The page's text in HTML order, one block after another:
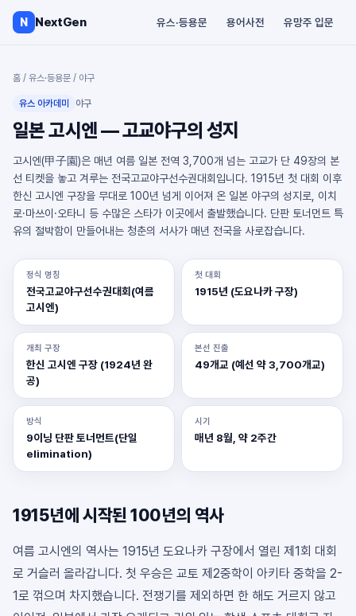
N NextGen 유스·등용문 용어사전 유망주 입문
홈 / 유스·등용문 / 야구
유스 아카데미 야구
일본 고시엔 — 고교야구의 성지
고시엔(甲子園)은 매년 여름 일본 전역 3,700개 넘는 고교가 단 49장의 본
선 티켓을 놓고 겨루는 전국고교야구선수권대회입니다. 1915년 첫 대회 이후
한신 고시엔 구장을 무대로 100년 넘게 이어져 온 일본 야구의 성지로, 이치
로·마쓰이·오타니 등 수많은 스타가 이곳에서 출발했습니다. 단판 토너먼트 특
유의 절박함이 만들어내는 청춘의 서사가 매년 전국을 사로잡습니다.
정식 명칭
전국고교야구선수권대회(여름
고시엔)
첫 대회
1915년 (도요나카 구장)
개최 구장
한신 고시엔 구장 (1924년 완
공)
본선 진출
49개교 (예선 약 3,700개교)
방식
9이닝 단판 토너먼트(단일
elimination)
시기
매년 8월, 약 2주간
1915년에 시작된 100년의 역사
여름 고시엔의 역사는 1915년 도요나카 구장에서 열린 제1회 대회
로 거슬러 올라갑니다. 첫 우승은 교토 제2중학이 아키타 중학을 2-
1로 꺾으며 차지했습니다. 전쟁기를 제외하면 한 해도 거르지 않고